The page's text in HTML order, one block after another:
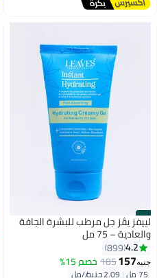
#9
لييفز يڤز جل مرطب للبشرة الجافة
والعادية – 75 مل
4.2
899
جنيه157
185 خصم 15%
75 مل |